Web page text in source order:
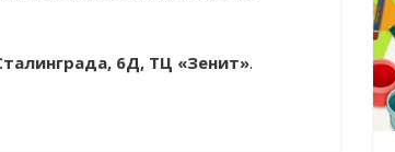
6Д, ТЦ «Зенит».